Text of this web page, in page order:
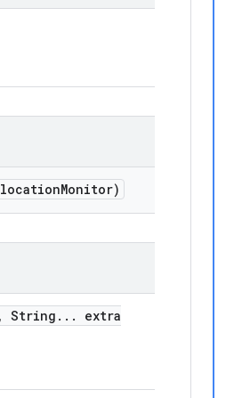
Monitor)
, String . . .
extra